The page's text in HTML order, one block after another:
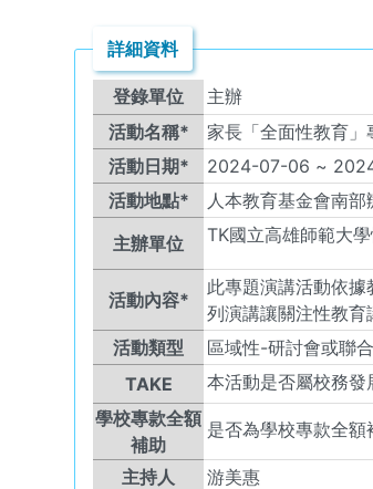
詳細資料
登錄單位 主辦
活動名稱*
家長「全面性教育」
活動日期*
2024-07-06 ~
活動地點*
人本教育基金會南部
主辦單位
TK國立高雄師範大
活動內容*
此專題演講活動依
列演講讓關注性教育
活動類型
區域性-研討會或聯
TAKE
本活動是否屬校務發
學校專款全額
補助
是否為學校專款全
主持人 游美惠